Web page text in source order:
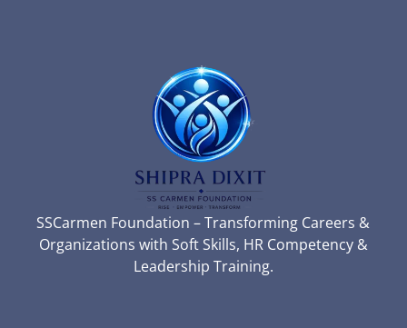
SSCarmen Foundation – Transforming Careers &
Organizations with Soft Skills, HR Competency &
Leadership Training.